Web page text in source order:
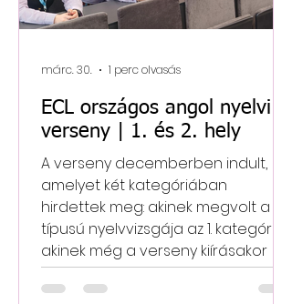
ECL országos angol nyelvi
verseny | 1. és 2. hely
A verseny decemberben indult,
amelyet két kategóriában
hirdettek meg: akinek megvolt a C1
típusú nyelvvizsgája az 1. kategória,
akinek még a verseny kiírásakor
nem volt meg, a 2. kategória. Első
feladatként egy bemutatkozó
márc. 30. 1 perc olvasás